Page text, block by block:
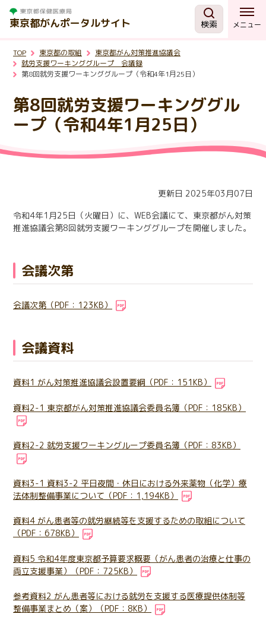
東京都がんポータルサイト 検索 メニュー
がんを知る
予防・検診
相談する
TOP 東京都の取組
東京都がん対策推進協議会
就労支援ワーキンググループ 会議録
第8回就労支援ワーキンググループ（令和4年1月25日）
第8回就労支援ワーキンググル
ープ（令和4年1月25日）
更新日 2025年03月07日
令和4年1月25日（火曜日）に、WEB会議にて、東京都がん対策
推進協議会第8回就労支援ワーキンググループを開催しました。
会議次第
会議次第（PDF：123KB）
会議資料
資料1 がん対策推進協議会設置要綱（PDF：151KB）
資料2-1 東京都がん対策推進協議会委員名簿（PDF：185KB）
資料2-2 就労支援ワーキングループ委員名簿（PDF：83KB）
資料3-1 資料3-2 平日夜間・休日における外来薬物（化学）療
法体制整備事業について（PDF：1,194KB）
資料4 がん患者等の就労継続等を支援するための取組について
（PDF：678KB）
資料5 令和4年度東京都予算要求概要（がん患者の治療と仕事の
両立支援事業）（PDF：725KB）
参考資料2 がん患者等における就労を支援する医療提供体制等
整備事業まとめ（案）（PDF：8KB）